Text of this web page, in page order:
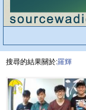
搜尋的結果關於:羅輝